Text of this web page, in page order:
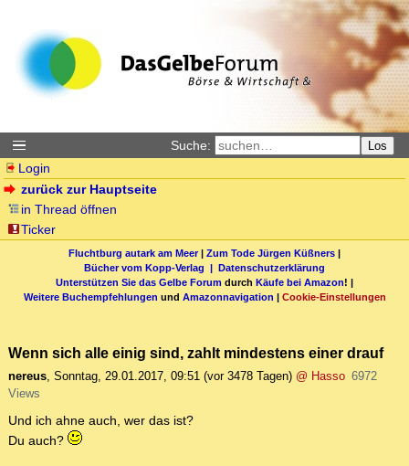
Suche: Los
Login
zurück zur Hauptseite
in Thread öffnen
Ticker
Fluchtburg autark am Meer| Zum Tode Jürgen Küßners |
Bücher vom Kopp-Verlag | Datenschutzerklärung
Unterstützen Sie das Gelbe Forum durch Käufe bei Amazon! |
Weitere Buchempfehlungen und Amazonnavigation | Cookie-Einstellungen
Wenn sich alle einig sind, zahlt mindestens einer drauf
nereus, Sonntag, 29.01.2017, 09:51 (vor 3478 Tagen) @ Hasso 6972
Views
Und ich ahne auch, wer das ist?
Du auch?